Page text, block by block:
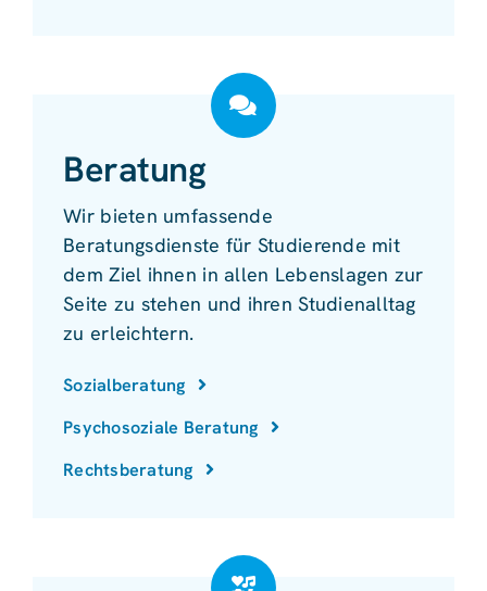
Beratung
Wir bieten umfassende
Beratungsdienste für Studierende mit
dem Ziel ihnen in allen Lebenslagen zur
Seite zu stehen und ihren Studienalltag
zu erleichtern.
Sozialberatung
Psychosoziale Beratung
Rechtsberatung